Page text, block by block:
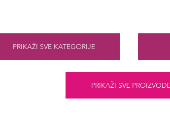
PRIKAŽI SVE KATEGORIJE
PRIKAŽI SVE PROIZVODE